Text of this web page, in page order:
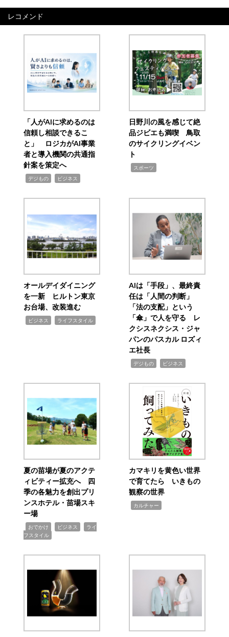
レコメンド
「人がAIに求めるのは
信頼し相談できるこ
と」 ロジカがAI事業
者と導入機関の共通指
針案を策定へ
デジもの ビジネス
日野川の風を感じて絶
品ジビエも満喫 鳥取
のサイクリングイベン
ト
スポーツ
オールデイダイニング
を一新 ヒルトン東京
お台場、改装進む
ビジネス ライフスタイル
AIは「手段」、最終責
任は「人間の判断」
「法の支配」という
「傘」で人を守る レ
クシスネクシス・ジャ
パンのパスカル ロズィ
エ社長
デジもの ビジネス
夏の苗場が夏のアクテ
ィビティー拡充へ 四
季の各魅力を創出プリ
ンスホテル・苗場スキ
ー場
おでかけ ビジネス
ライ
フスタイル
カマキリを黄色い世界
で育てたら いきもの
観察の世界
カルチャー